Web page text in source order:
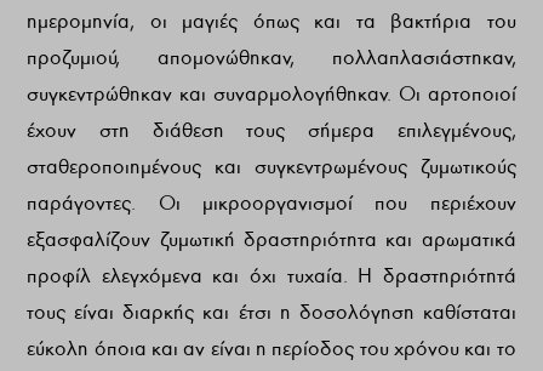
ημερομηνία, οι μαγιές όπως και τα βακτήρια του
προζυμιού, απομονώθηκαν, πολλαπλασιάστηκαν,
συγκεντρώθηκαν και συναρμολογήθηκαν. Οι αρτοποιοί
έχουν στη διάθεση τους σήμερα επιλεγμένους,
σταθεροποιημένους και συγκεντρωμένους ζυμωτικούς
παράγοντες. Οι μικροοργανισμοί που περιέχουν
εξασφαλίζουν ζυμωτική δραστηριότητα και αρωματικά
προφίλ ελεγχόμενα και όχι τυχαία. Η δραστηριότητά
τους είναι διαρκής και έτσι η δοσολόγηση καθίσταται
εύκολη όποια και αν είναι η περίοδος του χρόνου και το